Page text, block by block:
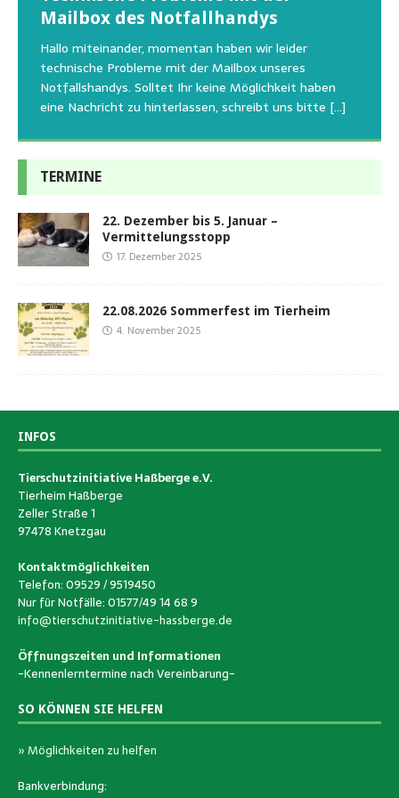
Mailbox des Notfallhandys
Hallo miteinander, momentan haben wir leider
technische Probleme mit der Mailbox unseres
Notfallshandys. Solltet Ihr keine Möglichkeit haben
eine Nachricht zu hinterlassen, schreibt uns bitte […]
Aus aktuellem Anlass weisen wir darauf hin, dass die
Tierschutzinitiative Haßberge natürlich, wie auch in
den letzten 20 Jahren, immer noch für alle verwaisten
oder[…]
Wir bitten um Verständnis, dass am Tag vom
Sommerfest das Hundehaus zum Schutz unserer Tiere
geschlossen bleibt.Viele unserer Hunde erleben einen
emotionalen Stress bei Begegnung[…]
Regelmäßig bekommen wir liebe Anfragen, wie man
uns am Besten unterstützen kann. Natürlich ziehen
die gesteigerten Kosten auch uns so richtig in die Knie
und[…]
TERMINE
22. Dezember bis 5. Januar –
Vermittelungsstopp
17. Dezember 2025
22.08.2026 Sommerfest im Tierheim
4. November 2025
INFOS
Tierschutzinitiative Haßberge e.V.
Tierheim Haßberge
Zeller Straße 1
97478 Knetzgau
Kontaktmöglichkeiten
Telefon: 09529 / 9519450
Nur für Notfälle: 01577/49 14 68 9
info@tierschutzinitiative-hassberge.de
Öffnungszeiten und Informationen
-Kennenlerntermine nach Vereinbarung-
SO KÖNNEN SIE HELFEN
» Möglichkeiten zu helfen
Bankverbindung: